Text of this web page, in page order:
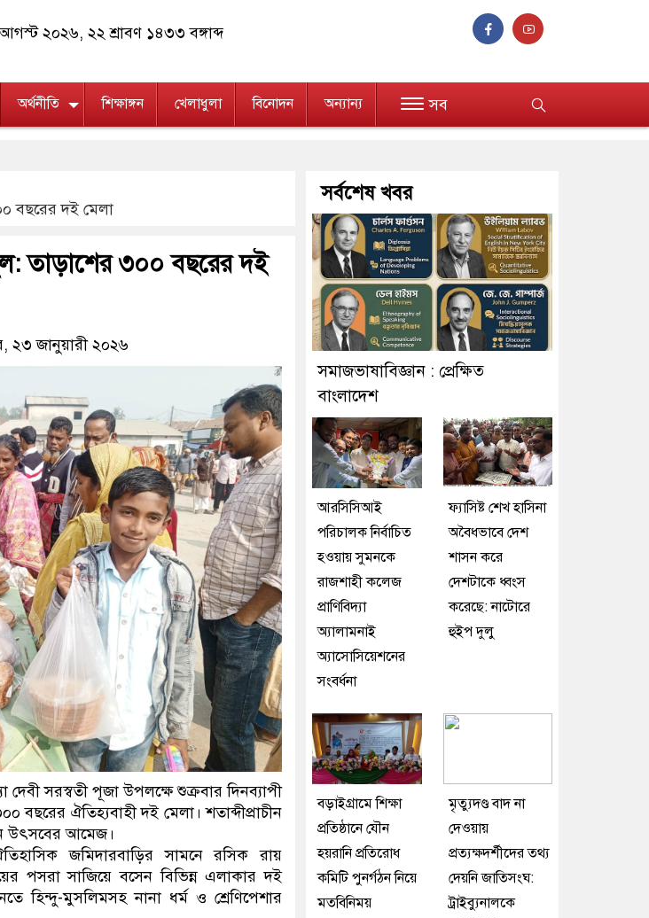
২০২৬, ২২ শ্রাবণ ১৪৩৩ বঙ্গাব্দ
অর্থনীতি শিক্ষাঙ্গন খেলাধুলা বিনোদন অন্যান্য সব
বছরের দই মেলা
তাড়াশের ৩০০ বছরের দই
২৩ জানুয়ারী ২০২৬
দেবী সরস্বতী পূজা উপলক্ষে শুক্রবার দিনব্যাপী
বছরের ঐতিহ্যবাহী দই মেলা। শতাব্দীপ্রাচীন
উৎসবের আমেজ।
জমিদারবাড়ির সামনে রসিক রায়
পসরা সাজিয়ে বসেন বিভিন্ন এলাকার দই
হিন্দু-মুসলিমসহ নানা ধর্ম ও শ্রেণিপেশার
সর্বশেষ খবর
সমাজভাষাবিজ্ঞান : প্রেক্ষিত
বাংলাদেশ
আরসিসিআই
পরিচালক নির্বাচিত
হওয়ায় সুমনকে
রাজশাহী কলেজ
প্রাণিবিদ্যা
অ্যালামনাই
অ্যাসোসিয়েশনের
সংবর্ধনা
ফ্যাসিষ্ট শেখ হাসিনা
অবৈধভাবে দেশ
শাসন করে
দেশটাকে ধ্বংস
করেছে: নাটোরে
হুইপ দুলু
বড়াইগ্রামে শিক্ষা
প্রতিষ্ঠানে যৌন
হয়রানি প্রতিরোধ
কমিটি পুনর্গঠন নিয়ে
মতবিনিময়
মৃত্যুদণ্ড বাদ না
দেওয়ায়
প্রত্যক্ষদর্শীদের তথ্য
দেয়নি জাতিসংঘ:
ট্রাইব্যুনালকে